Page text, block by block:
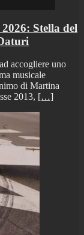
Stella del
accogliere uno
musicale
di Martina
2013, […]